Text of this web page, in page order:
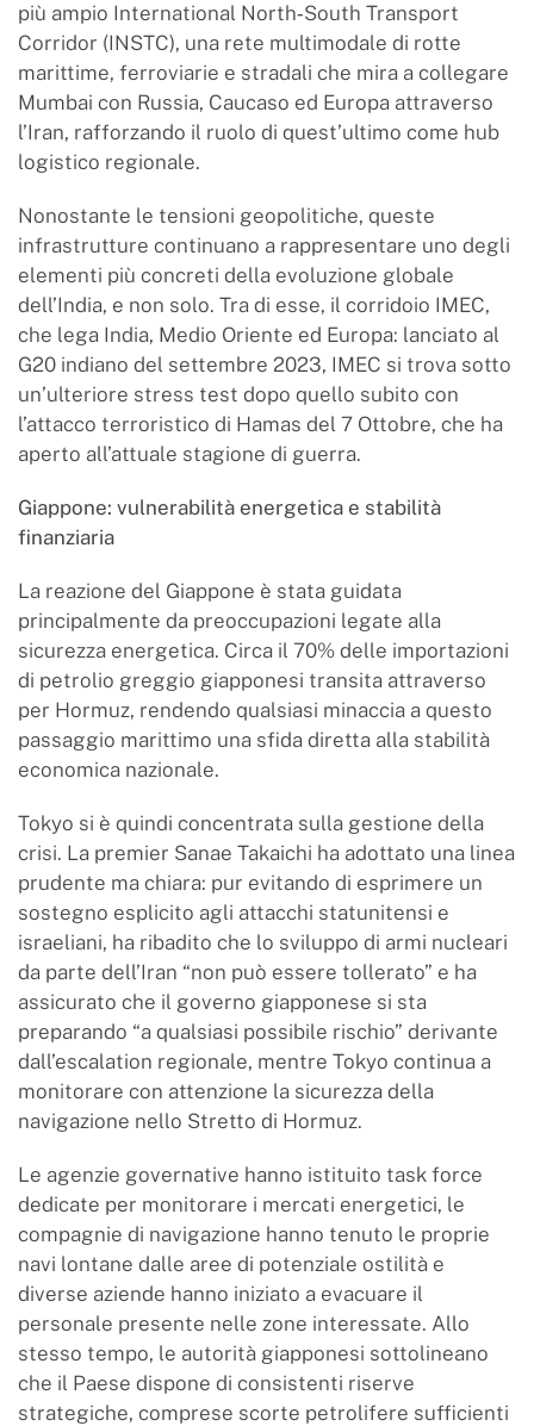
più ampio International North‑South Transport
Corridor (INSTC), una rete multimodale di rotte
marittime, ferroviarie e stradali che mira a collegare
Mumbai con Russia, Caucaso ed Europa attraverso
l’Iran, rafforzando il ruolo di quest’ultimo come hub
logistico regionale.
Nonostante le tensioni geopolitiche, queste
infrastrutture continuano a rappresentare uno degli
elementi più concreti della evoluzione globale
dell’India, e non solo. Tra di esse, il corridoio IMEC,
che lega India, Medio Oriente ed Europa: lanciato al
G20 indiano del settembre 2023, IMEC si trova sotto
un’ulteriore stress test dopo quello subito con
l’attacco terroristico di Hamas del 7 Ottobre, che ha
aperto all’attuale stagione di guerra.
Giappone: vulnerabilità energetica e stabilità
finanziaria
La reazione del Giappone è stata guidata
principalmente da preoccupazioni legate alla
sicurezza energetica. Circa il 70% delle importazioni
di petrolio greggio giapponesi transita attraverso
per Hormuz, rendendo qualsiasi minaccia a questo
passaggio marittimo una sfida diretta alla stabilità
economica nazionale.
Tokyo si è quindi concentrata sulla gestione della
crisi. La premier Sanae Takaichi ha adottato una linea
prudente ma chiara: pur evitando di esprimere un
sostegno esplicito agli attacchi statunitensi e
israeliani, ha ribadito che lo sviluppo di armi nucleari
da parte dell’Iran “non può essere tollerato” e ha
assicurato che il governo giapponese si sta
preparando “a qualsiasi possibile rischio” derivante
dall’escalation regionale, mentre Tokyo continua a
monitorare con attenzione la sicurezza della
navigazione nello Stretto di Hormuz.
Le agenzie governative hanno istituito task force
dedicate per monitorare i mercati energetici, le
compagnie di navigazione hanno tenuto le proprie
navi lontane dalle aree di potenziale ostilità e
diverse aziende hanno iniziato a evacuare il
personale presente nelle zone interessate. Allo
stesso tempo, le autorità giapponesi sottolineano
che il Paese dispone di consistenti riserve
strategiche, comprese scorte petrolifere sufficienti